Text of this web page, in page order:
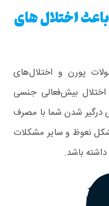
اختلال های
پورن و اختلال‌های
اختلال بیش‌فعالی جنسی
شدن شما با مصرف
نعوظ و سایر مشکلات
باشد.